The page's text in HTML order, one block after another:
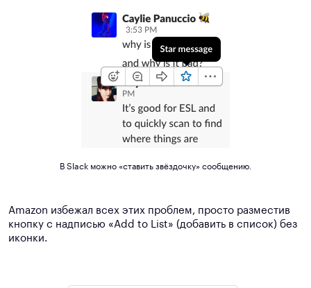
В Slack можно «ставить звёздочку» сообщению.
Amazon избежал всех этих проблем, просто разместив
кнопку с надписью «Add to List» (добавить в список) без
иконки.